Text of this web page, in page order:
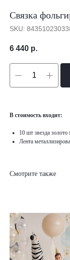
Связка
SKU:
6 440 р.
В стоимость входит:
10 шт звезда
Лента
Смотрите также